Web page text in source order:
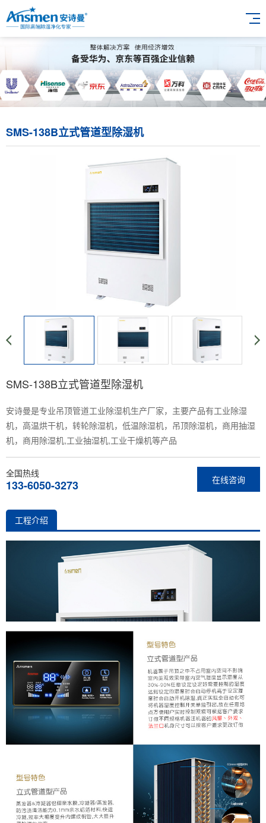
SMS-138B立式管道型除湿机
SMS-138B立式管道型除湿机
安诗曼是专业吊顶管道工业除湿机生产厂家，主要产品有工业除湿
机，高温烘干机，转轮除湿机，低温除湿机，吊顶除湿机，商用抽湿
机，商用除湿机,工业抽湿机,工业干燥机等产品
在线咨询
全国热线
133-6050-3273
工程介绍